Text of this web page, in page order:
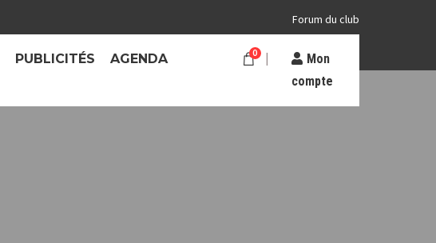
Forum du club
PUBLICITÉS
AGENDA
0
Mon
compte